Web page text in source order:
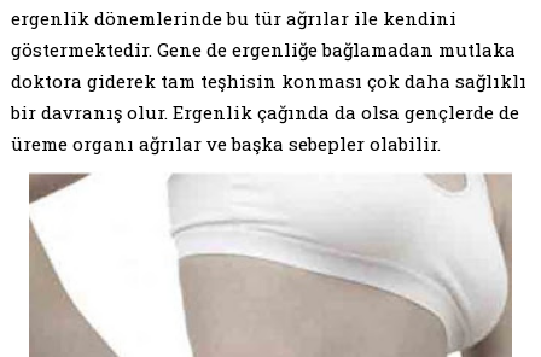
ergenlik dönemlerinde bu tür ağrılar ile kendini
göstermektedir. Gene de ergenliğe bağlamadan mutlaka
doktora giderek tam teşhisin konması çok daha sağlıklı
bir davranış olur. Ergenlik çağında da olsa gençlerde de
üreme organı ağrılar ve başka sebepler olabilir.